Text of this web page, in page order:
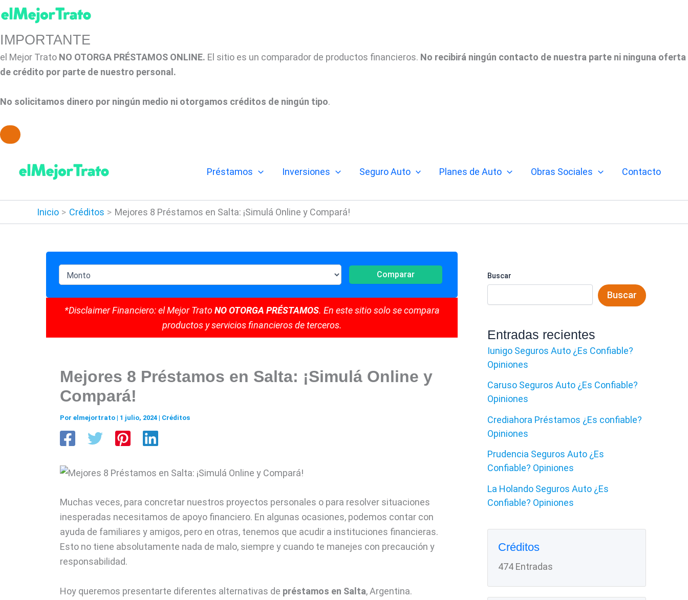
IMPORTANTE
el Mejor Trato NO OTORGA PRÉSTAMOS ONLINE. El sitio es un comparador de productos financieros. No recibirá ningún contacto de nuestra parte ni ninguna oferta
de crédito por parte de nuestro personal.
No solicitamos dinero por ningún medio ni otorgamos créditos de ningún tipo.
contenido
Préstamos Inversiones Seguro Auto Planes de Auto Obras Sociales Contacto
Inicio Créditos Mejores 8 Préstamos en Salta: ¡Simulá Online y Compará!
Comparar
*Disclaimer Financiero: el Mejor TratoNO OTORGA PRÉSTAMOS. En este sitio solo se compara
productos y servicios financieros de terceros.
Mejores 8 Préstamos en Salta: ¡Simulá Online y
Compará!
Por elmejortrato | 1 julio, 2024 | Créditos
Muchas veces, para concretar nuestros proyectos personales o para resolver situaciones
inesperadas necesitamos de apoyo financiero. En algunas ocasiones, podemos contar con
ayuda de familiares y amigos, pero en otras, tenemos que acudir a instituciones financieras.
Esto no tiene absolutamente nada de malo, siempre y cuando te manejes con precaución y
responsabilidad.
Hoy queremos presentarte diferentes alternativas de préstamos en Salta, Argentina.
Buscar
Buscar
Entradas recientes
Iunigo Seguros Auto ¿Es Confiable?
Opiniones
Caruso Seguros Auto ¿Es Confiable?
Opiniones
Crediahora Préstamos ¿Es confiable?
Opiniones
Prudencia Seguros Auto ¿Es
Confiable? Opiniones
La Holando Seguros Auto ¿Es
Confiable? Opiniones
Créditos
474 Entradas